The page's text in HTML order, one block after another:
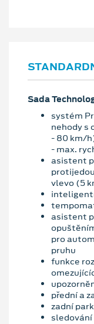
Sada
systém
nehody s
- 80 km/
- max.
asistent
vlevo (5
asistent
pro
pruhu
funkce
přední a
zadní